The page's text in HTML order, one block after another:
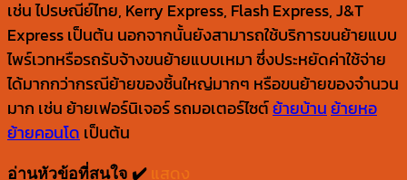
เช่น ไปรษณีย์ไทย, Kerry Express, Flash Express, J&T
Express เป็นต้น นอกจากนั้นยังสามารถใช้บริการขนย้ายแบบ
ไพร์เวทหรือรถรับจ้างขนย้ายแบบเหมา ซึ่งประหยัดค่าใช้จ่าย
ได้มากกว่ากรณีย้ายของชิ้นใหญ่มากๆ หรือขนย้ายของจำนวน
มาก เช่น ย้ายเฟอร์นิเจอร์ รถมอเตอร์ไซต์ย้ายบ้านย้ายหอ
ย้ายคอนโด เป็นต้น
อ่านหัวข้อที่สนใจ ✔️ แสดง